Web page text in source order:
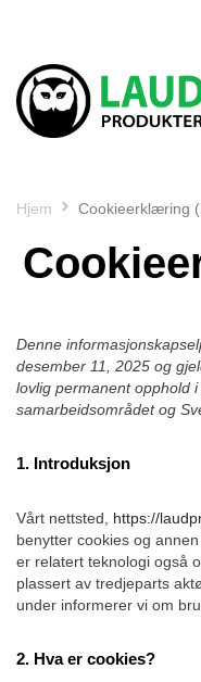
Hjem Cookieerklæring
Denne
desember 11, 2025 og
lovlig permanent opphold
samarbeidsområdet og
1. Introduksjon
Vårt nettsted, https://
benytter cookies og
er relatert teknologi også
plassert av tredjeparts
under informerer vi om
2. Hva er cookies?